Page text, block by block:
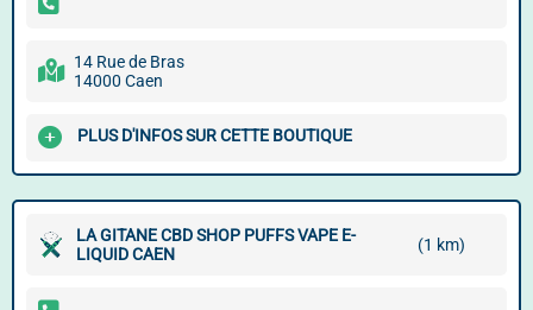
14 Rue de Bras
14000 Caen
PLUS D'INFOS SUR CETTE BOUTIQUE
LA GITANE CBD SHOP PUFFS VAPE E-
LIQUID CAEN
(1 km)